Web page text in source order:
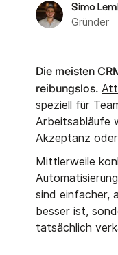
Simo
Gründer
Die meisten
reibungslos.
speziell für
Arbeitsabläufe
Akzeptanz
Mittlerweile
sind einfacher,
besser ist,
tatsächlich